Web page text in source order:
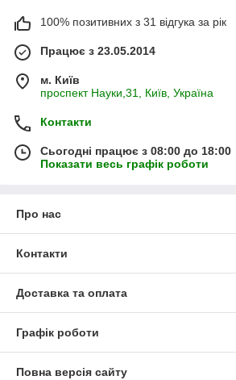
100% позитивних з 31 відгука за рік
Працює з 23.05.2014
м. Київ
проспект Науки,31, Київ, Україна
Контакти
Сьогодні працює з 08:00 до 18:00
Показати весь графік роботи
Про нас
Контакти
Доставка та оплата
Графік роботи
Повна версія сайту